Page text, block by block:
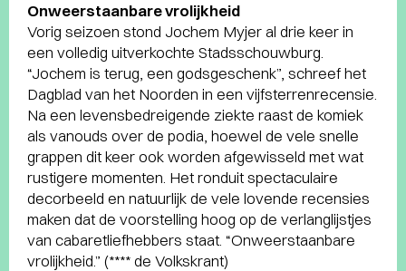
Onweerstaanbare vrolijkheid
Vorig seizoen stond Jochem Myjer al drie keer in
een volledig uitverkochte Stadsschouwburg.
“Jochem is terug, een godsgeschenk”, schreef het
Dagblad van het Noorden in een vijfsterrenrecensie.
Na een levensbedreigende ziekte raast de komiek
als vanouds over de podia, hoewel de vele snelle
grappen dit keer ook worden afgewisseld met wat
rustigere momenten. Het ronduit spectaculaire
decorbeeld en natuurlijk de vele lovende recensies
maken dat de voorstelling hoog op de verlanglijstjes
van cabaretliefhebbers staat. “Onweerstaanbare
vrolijkheid.” (**** de Volkskrant)